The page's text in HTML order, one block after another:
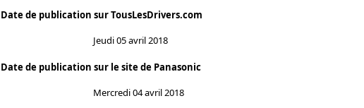
Date de publication sur TousLesDrivers.com
Jeudi 05 avril 2018
Date de publication sur le site de Panasonic
Mercredi 04 avril 2018